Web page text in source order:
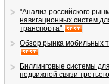
"Анализ российского
навигационных систем
транспорта"
Обзор рынка мобильных
Биллинговые системы
подвижной связи